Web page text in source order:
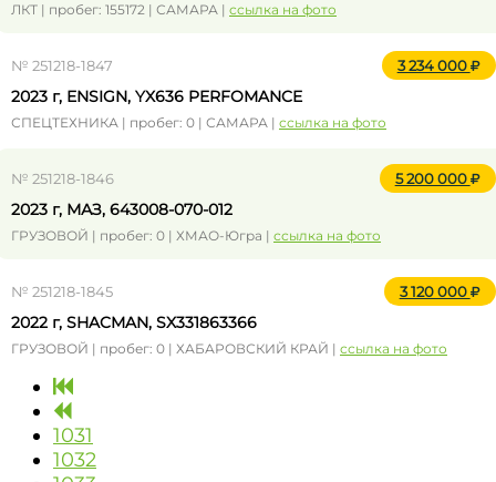
ЛКТ | пробег: 155172 | САМАРА | ссылка на фото
№ 251218-1847 3 234 000
2023 г, ENSIGN, YX636 PERFOMANCE
СПЕЦТЕХНИКА | пробег: 0 | САМАРА | ссылка на фото
№ 251218-1846 5 200 000
2023 г, МАЗ, 643008-070-012
ГРУЗОВОЙ | пробег: 0 | ХМАО-Югра | ссылка на фото
№ 251218-1845 3 120 000
2022 г, SHACMAN, SX331863366
ГРУЗОВОЙ | пробег: 0 | ХАБАРОВСКИЙ КРАЙ | ссылка на фото
1031
1032